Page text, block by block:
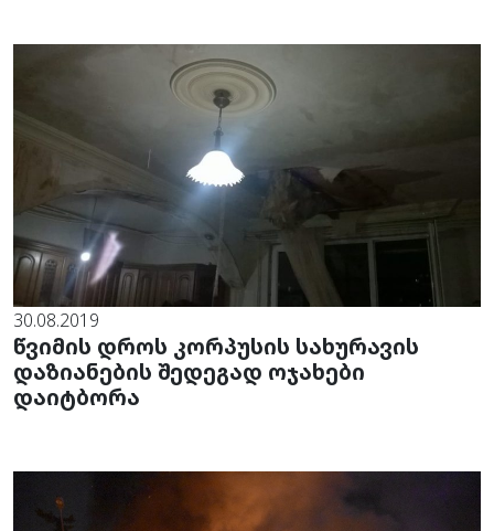
30.08.2019
წვიმის დროს კორპუსის სახურავის
დაზიანების შედეგად ოჯახები
დაიტბორა